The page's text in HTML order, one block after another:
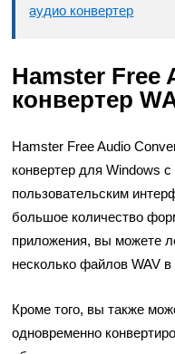
аудио конвертер
Hamster
конвертер
Hamster Free Audio
конвертер для Windows
пользовательским
большое количество
приложения, вы можете
несколько файлов WAV
Кроме того, вы также
одновременно